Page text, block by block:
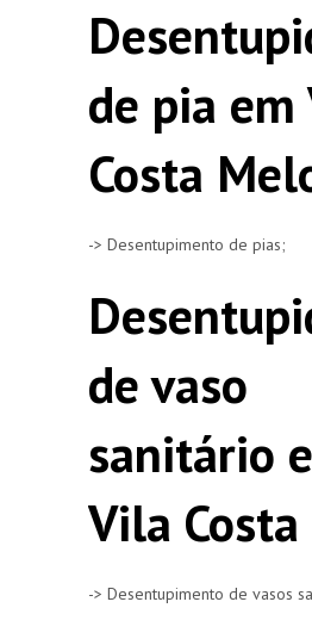
de pia em
Costa
-> Desentupimento de pias;
de vaso
sanitário
Vila
-> Desentupimento de vasos